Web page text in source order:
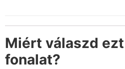
Miért válaszd
fonalat?